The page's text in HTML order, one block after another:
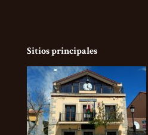
Sitios principales